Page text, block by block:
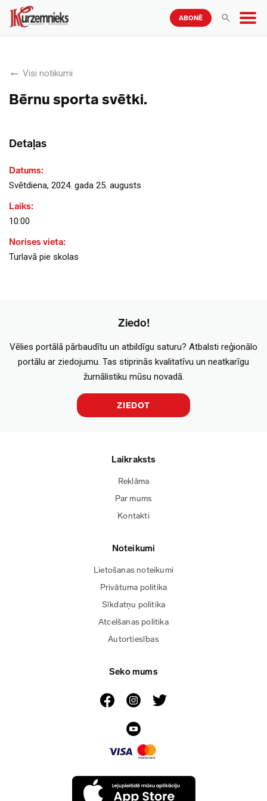
ABONĒ
Visi notikumi
Bērnu sporta svētki.
Detaļas
Datums:
Svētdiena, 2024. gada 25. augusts
Laiks:
10:00
Norises vieta:
Turlavā pie skolas
Ziedo!
Vēlies portālā pārbaudītu un atbildīgu saturu? Atbalsti reģionālo
portālu ar ziedojumu. Tas stiprinās kvalitatīvu un neatkarīgu
žurnālistiku mūsu novadā.
ZIEDOT
Laikraksts
Reklāma
Par mums
Kontakti
Noteikumi
Lietošanas noteikumi
Privātuma politika
Sīkdatņu politika
Atcelšanas politika
Autortiesības
Seko mums